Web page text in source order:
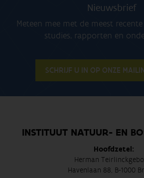
Nieuwsbrief
Meteen mee met de meest
studies, rapporten en
SCHRIJF U IN OP ONZE
INSTITUUT NATUUR- EN
Hoofdzetel:
Herman
Havenlaan 88, B-1000